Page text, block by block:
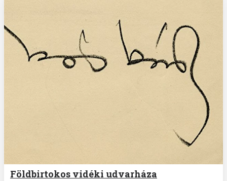
Földbirtokos vidéki udvarháza